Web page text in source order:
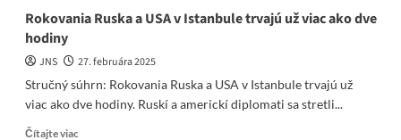
na
Rokovania Ruska a USA v Istanbule trvajú už viac ako dve
hodiny
JNS
27. februára 2025
Stručný súhrn: Rokovania Ruska a USA v Istanbule trvajú už
viac ako dve hodiny. Ruskí a americkí diplomati sa stretli...
Čítajte viacRead